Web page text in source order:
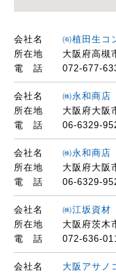
会社名
㈲植田生コ
所在地
大阪府高槻
電 話
072-677-
会社名
㈱永和商
所在地
大阪府大阪
電 話
06-6329-
会社名
㈱永和商
所在地
大阪府大阪
電 話
06-6329-
会社名
㈱江坂資
所在地
大阪府茨木
電 話
072-636-
会社名
大阪アサ